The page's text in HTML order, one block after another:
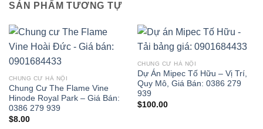
SẢN PHẨM TƯƠNG TỰ
CHUNG CƯ HÀ NỘI
Chung Cư The Flame Vine
Hinode Royal Park – Giá Bán:
0386 279 939
$8.00
CHUNG CƯ HÀ NỘI
Dự Án Mipec Tố Hữu – Vị Trí,
Quy Mô, Giá Bán: 0386 279
939
$100.00